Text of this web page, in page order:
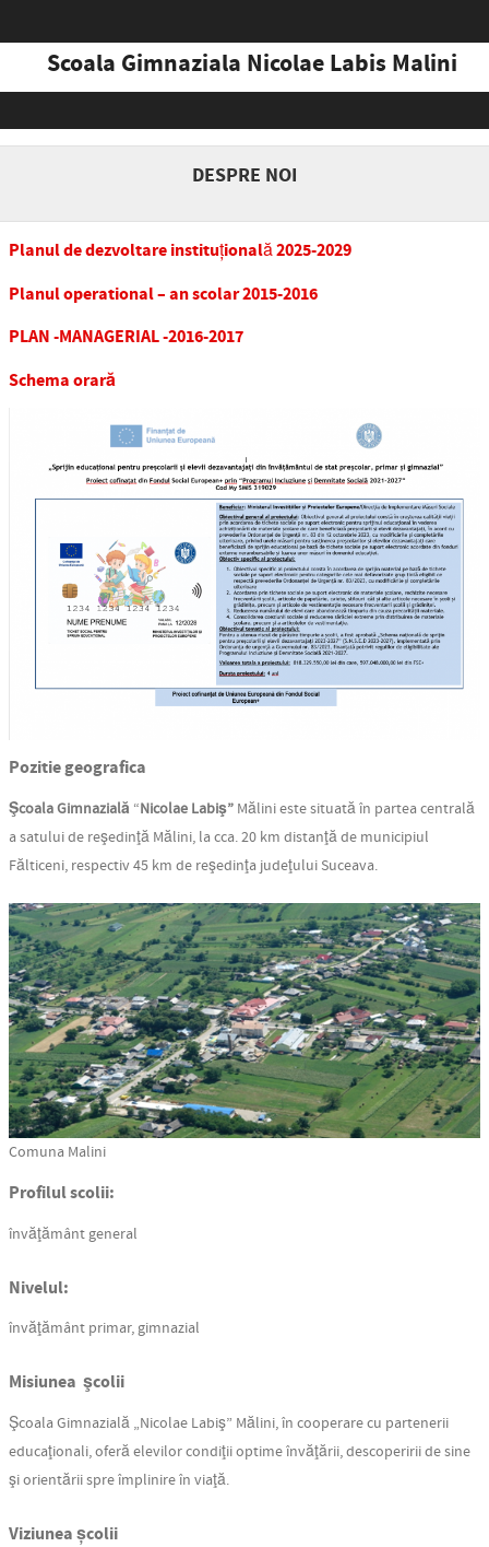
Scoala Gimnaziala Nicolae Labis Malini
Skip to content
DESPRE NOI
Planul de dezvoltare instituțională 2025-2029
Planul operational – an scolar 2015-2016
PLAN -MANAGERIAL -2016-2017
Schema orară
Pozitie geografica
Şcoala Gimnazială “Nicolae Labiş” Mălini este situată în partea centrală
a satului de reşedinţă Mălini, la cca. 20 km distanţă de municipiul
Fălticeni, respectiv 45 km de reşedinţa judeţului Suceava.
Comuna Malini
Profilul scolii:
învăţământ general
Nivelul:
învăţământ primar, gimnazial
Misiunea şcolii
Şcoala Gimnazială „Nicolae Labiş” Mălini, în cooperare cu partenerii
educaţionali, oferă elevilor condiţii optime învăţării, descoperirii de sine
şi orientării spre împlinire în viaţă.
Viziunea școlii